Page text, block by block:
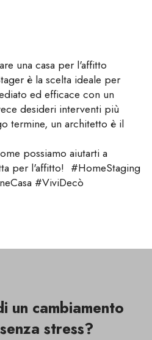
una casa per l'affitto
è la scelta ideale per
ed efficace con un
desideri interventi più
termine, un architetto è il
possiamo aiutarti a
per l'affitto! #HomeStaging
#ViviDecò
un cambiamento
stress?